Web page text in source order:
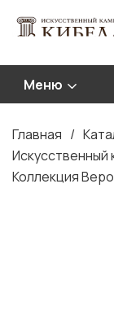
Меню
Строка
навигации
Главная
Искусственный
Коллекция